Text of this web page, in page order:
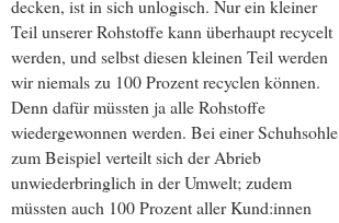
decken, ist in sich unlogisch. Nur ein kleiner
Teil unserer Rohstoffe kann überhaupt recycelt
werden, und selbst diesen kleinen Teil werden
wir niemals zu 100 Prozent recyclen können.
Denn dafür müssten ja alle Rohstoffe
wiedergewonnen werden. Bei einer Schuhsohle
zum Beispiel verteilt sich der Abrieb
unwiederbringlich in der Umwelt; zudem
müssten auch 100 Prozent aller Kund:innen